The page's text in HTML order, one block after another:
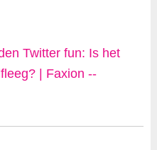
Twitter fun: Is het
| Faxion --